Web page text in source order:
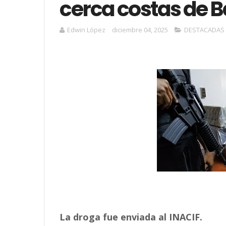
cerca costas de
Edwin López diciembre 04, 2025 DESTACADAS
La droga fue enviada al INACIF.